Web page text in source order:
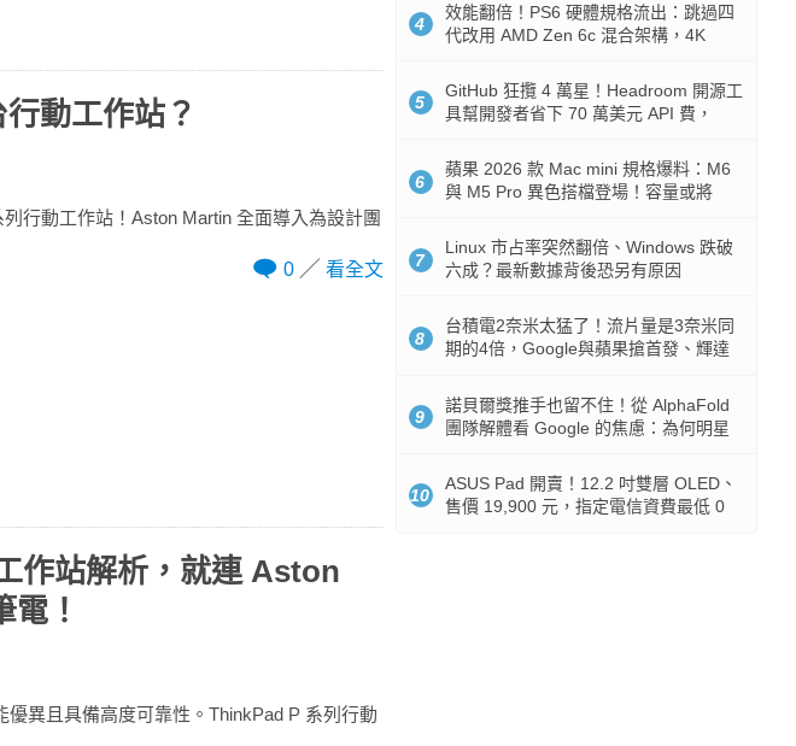
動工作站？
行動工作站！Aston Martin 全面導入為設計團
0
看全文
作站解析，就連 Aston
！
異且具備高度可靠性。ThinkPad P 系列行動
4
效能翻倍！PS6 硬體規格流出：跳過四
代改用 AMD Zen 6c 混合架構，4K
5
GitHub 狂攬 4 萬星！Headroom 開源工
具幫開發者省下 70 萬美元 API 費，
6
蘋果 2026 款 Mac mini 規格爆料：M6
與 M5 Pro 異色搭檔登場！容量或將
7
Linux 市占率突然翻倍、Windows 跌破
六成？最新數據背後恐另有原因
8
台積電2奈米太猛了！流片量是3奈米同
期的4倍，Google與蘋果搶首發、輝達
9
諾貝爾獎推手也留不住！從 AlphaFold
團隊解體看 Google 的焦慮：為何明星
10
ASUS Pad 開賣！12.2 吋雙層 OLED、
售價 19,900 元，指定電信資費最低 0